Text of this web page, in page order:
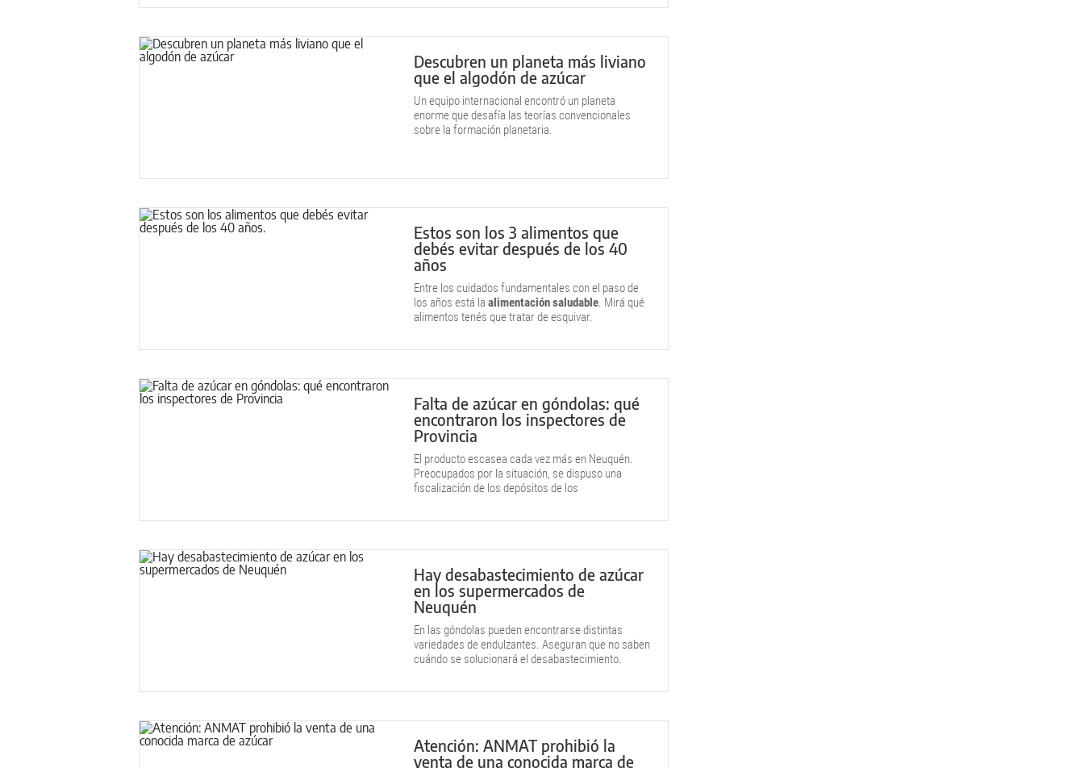
Descubren un planeta más liviano
que el algodón de azúcar
Un equipo internacional encontró un planeta
enorme que desafía las teorías convencionales
sobre la formación planetaria.
Estos son los 3 alimentos que
debés evitar después de los 40
años
Entre los cuidados fundamentales con el paso de
los años está la alimentación saludable. Mirá qué
alimentos tenés que tratar de esquivar.
Falta de azúcar en góndolas: qué
encontraron los inspectores de
Provincia
El producto escasea cada vez más en Neuquén.
Preocupados por la situación, se dispuso una
fiscalización de los depósitos de los
Hay desabastecimiento de azúcar
en los supermercados de
Neuquén
En las góndolas pueden encontrarse distintas
variedades de endulzantes. Aseguran que no saben
cuándo se solucionará el desabastecimiento.
Atención: ANMAT prohibió la
venta de una conocida marca de